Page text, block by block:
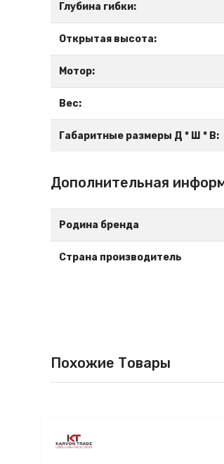
Глубина гибки:
Открытая высота:
Мотор:
Вес:
Габаритные размеры Д * Ш * В:
Дополнительная
Родина бренда
Страна производитель
Похожие Товары